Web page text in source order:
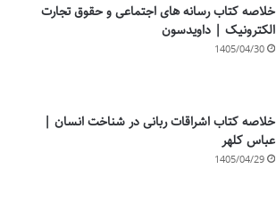
خلاصه کتاب رسانه های اجتماعی و حقوق تجارت
الکترونیک | داویدسون
1405/04/30
خلاصه کتاب اشراقات ربانی در شناخت انسان |
عباس کلهر
1405/04/29